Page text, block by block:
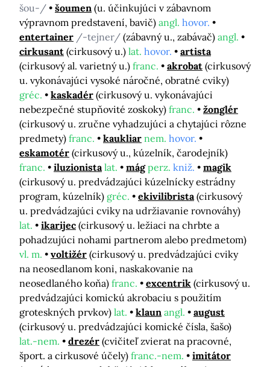
šou-/
šoumen (u. účinkujúci v zábavnom
výpravnom predstavení, bavič) angl. hovor.
entertainer /-tejner/ (zábavný u., zabávač) angl.
cirkusant (cirkusový u.) lat. hovor.
artista
(cirkusový al. varietný u.) franc. akrobat (cirkusový
u. vykonávajúci vysoké náročné, obratné cviky)
gréc.
kaskadér (cirkusový u. vykonávajúci
nebezpečné stupňovité zoskoky) franc.
žonglér
(cirkusový u. zručne vyhadzujúci a chytajúci rôzne
predmety) franc. kaukliar nem. hovor.
eskamotér (cirkusový u., kúzelník, čarodejník)
franc.
iluzionista lat. mág perz. kniž.
magik
(cirkusový u. predvádzajúci kúzelnícky estrádny
program, kúzelník) gréc. ekivilibrista (cirkusový
u. predvádzajúci cviky na udržiavanie rovnováhy)
lat.
ikarijec (cirkusový u. ležiaci na chrbte a
pohadzujúci nohami partnerom alebo predmetom)
vl. m.
voltižér (cirkusový u. predvádzajúci cviky
na neosedlanom koni, naskakovanie na
neosedlaného koňa) franc. excentrik (cirkusový u.
predvádzajúci komickú akrobaciu s použitím
groteskných prvkov) lat. klaun angl.
august
(cirkusový u. predvádzajúci komické čísla, šašo)
lat.-nem.
drezér (cvičiteľ zvierat na pracovné,
šport. a cirkusové účely) franc.-nem.
imitátor